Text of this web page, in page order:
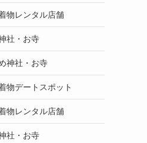
物レンタル店舗
社・お寺
神社・お寺
物デートスポット
物レンタル店舗
社・お寺